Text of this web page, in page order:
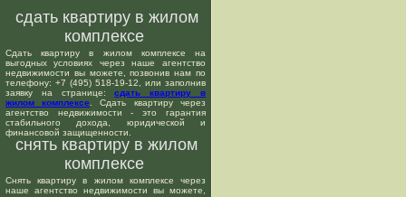
сдать квартиру в жилом
комплексе
Сдать квартиру в жилом комплексе на
выгодных условиях через наше агентство
недвижимости вы можете, позвонив нам по
телефону: +7 (495) 518-19-12, или заполнив
заявку на странице:сдать квартиру в
жилом комплексе . Сдать квартиру через
агентство недвижимости - это гарантия
стабильного дохода, юридической и
финансовой защищенности.
снять квартиру в жилом
комплексе
Снять квартиру в жилом комплексе через
наше агентство недвижимости вы можете,